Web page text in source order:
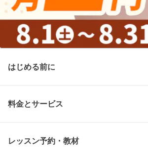
はじめる前に
料金とサービス
レッスン予約・教材